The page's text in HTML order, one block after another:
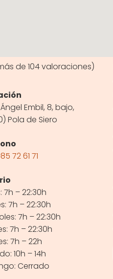
de 104 valoraciones)
Embil, 8, bajo,
Pola de Siero
72 61 71
7h – 22:30h
7h – 22:30h
7h – 22:30h
7h – 22:30h
7h – 22h
10h – 14h
Cerrado